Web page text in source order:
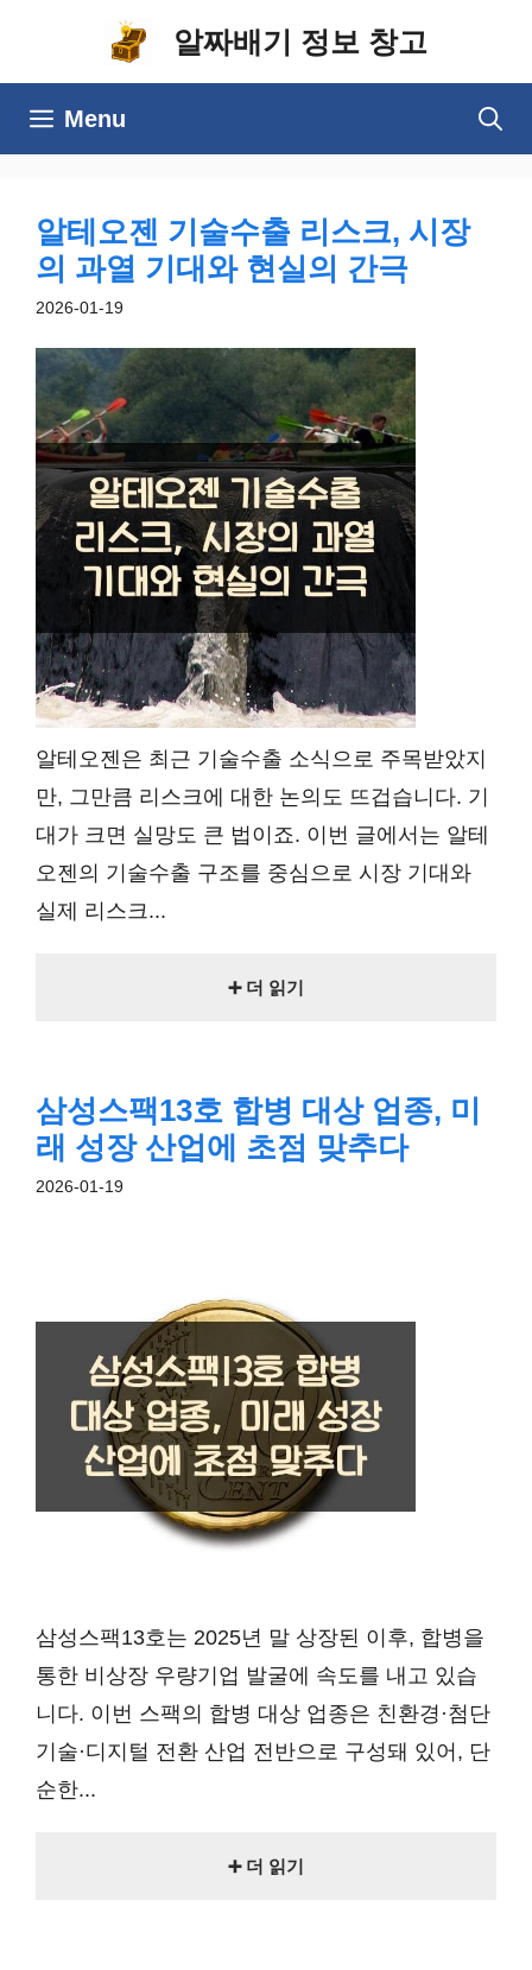
알짜배기 정보 창고
Menu
알테오젠 기술수출 리스크, 시장
의 과열 기대와 현실의 간극
2026-01-19
알테오젠은 최근 기술수출 소식으로 주목받았지
만, 그만큼 리스크에 대한 논의도 뜨겁습니다. 기
대가 크면 실망도 큰 법이죠. 이번 글에서는 알테
오젠의 기술수출 구조를 중심으로 시장 기대와
실제 리스크...
➕ 더 읽기
삼성스팩13호 합병 대상 업종, 미
래 성장 산업에 초점 맞추다
2026-01-19
삼성스팩13호는 2025년 말 상장된 이후, 합병을
통한 비상장 우량기업 발굴에 속도를 내고 있습
니다. 이번 스팩의 합병 대상 업종은 친환경·첨단
기술·디지털 전환 산업 전반으로 구성돼 있어, 단
순한...
➕ 더 읽기